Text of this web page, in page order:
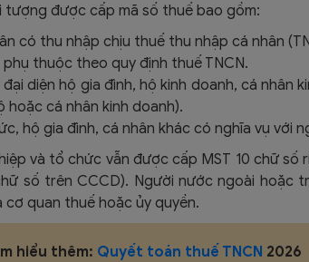
tượng được cấp mã số thuế bao gồm:
có thu nhập chịu thuế thu nhập cá nhân
phụ thuộc theo quy định thuế TNCN.​
đại diện hộ gia đình, hộ kinh doanh, cá nhân
hoặc cá nhân kinh doanh).
hộ gia đình, cá nhân khác có nghĩa vụ với
và tổ chức vẫn được cấp MST 10 chữ số
số trên CCCD). Người nước ngoài hoặc
cơ quan thuế hoặc ủy quyền.
hiểu thêm: Quyết toán thuế TNCN 2026